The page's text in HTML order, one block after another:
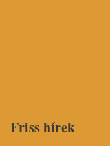
Friss hírek